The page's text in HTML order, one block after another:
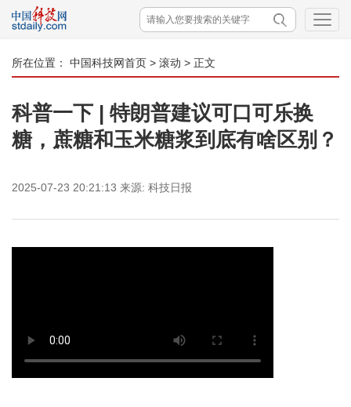
所在位置： 中国科技网首页 > 滚动 > 正文
科普一下 | 特朗普建议可口可乐换
糖，蔗糖和玉米糖浆到底有啥区别？
2025-07-23 20:21:13 来源: 科技日报